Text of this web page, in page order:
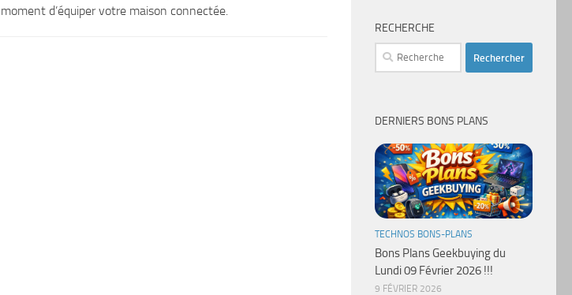
moment d’équiper votre maison connectée.
RECHERCHE
Rechercher :
DERNIERS BONS PLANS
TECHNOS BONS-PLANS
Bons Plans Geekbuying du
Lundi 09 Février 2026 !!!
9 FÉVRIER 2026